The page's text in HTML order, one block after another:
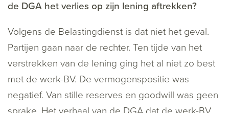
de DGA het verlies op zijn lening aftrekken?
Volgens de Belastingdienst is dat niet het geval.
Partijen gaan naar de rechter. Ten tijde van het
verstrekken van de lening ging het al niet zo best
met de werk-BV. De vermogenspositie was
negatief. Van stille reserves en goodwill was geen